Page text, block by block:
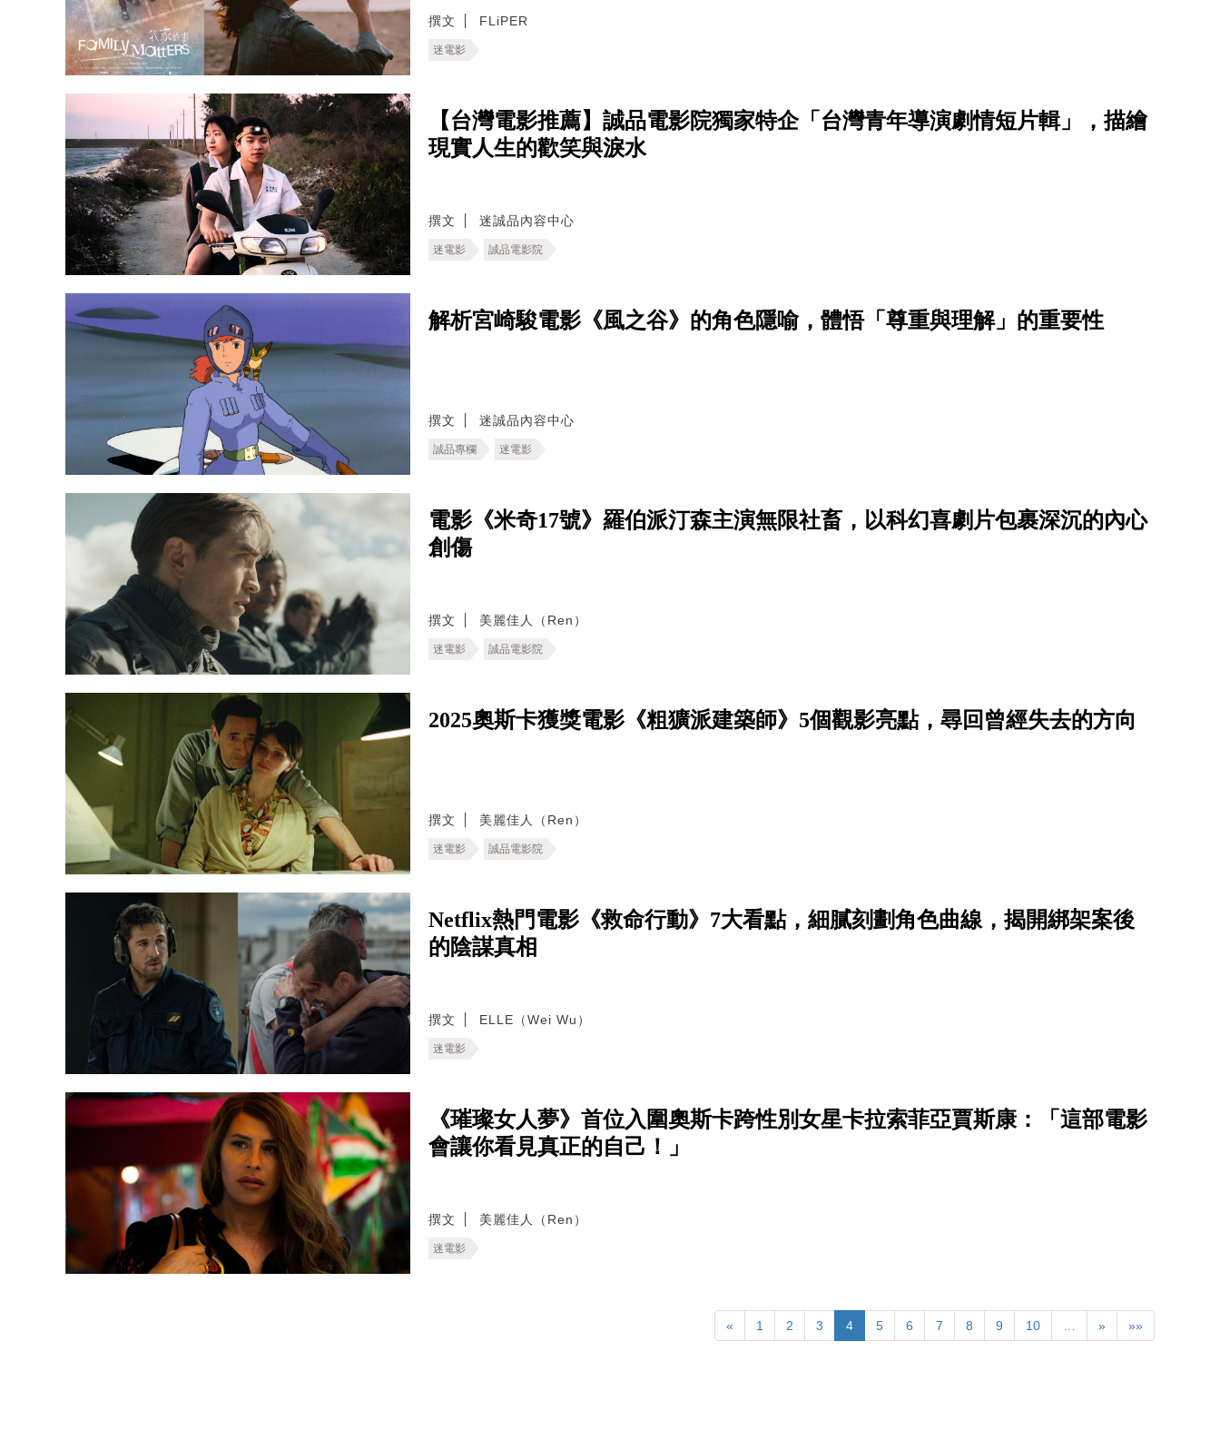
撰文 FLiPER
迷電影
【台灣電影推薦】誠品電影院獨家特企「台灣青年導演劇情短片輯」，描繪
現實人生的歡笑與淚水
撰文 迷誠品內容中心
迷電影 誠品電影院
解析宮崎駿電影《風之谷》的角色隱喻，體悟「尊重與理解」的重要性
撰文 迷誠品內容中心
誠品專欄 迷電影
電影《米奇17號》羅伯派汀森主演無限社畜，以科幻喜劇片包裹深沉的內心
創傷
撰文 美麗佳人（Ren）
迷電影 誠品電影院
2025奧斯卡獲獎電影《粗獷派建築師》5個觀影亮點，尋回曾經失去的方向
撰文 美麗佳人（Ren）
迷電影 誠品電影院
Netflix熱門電影《救命行動》7大看點，細膩刻劃角色曲線，揭開綁架案後
的陰謀真相
撰文 ELLE（Wei Wu）
迷電影
《璀璨女人夢》首位入圍奧斯卡跨性別女星卡拉索菲亞賈斯康：「這部電影
會讓你看見真正的自己！」
撰文 美麗佳人（Ren）
迷電影
« 1 2 3 4 5 6 7 8 9 10 … » »»